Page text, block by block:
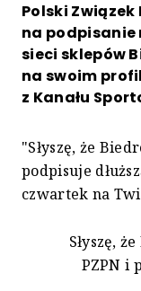
Polski Związek
na podpisanie
sieci sklepów
na swoim
z Kanału
"Słyszę, że
podpisuje
czwartek na
Słyszę,
PZPN i